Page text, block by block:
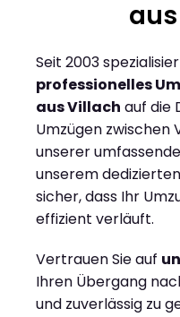
Seit 2003
professionelles
aus Villach auf die
Umzügen zwischen
unserer
unserem
sicher, dass Ihr
effizient verläuft.
Vertrauen Sie auf
Ihren Übergang
und zuverlässig zu